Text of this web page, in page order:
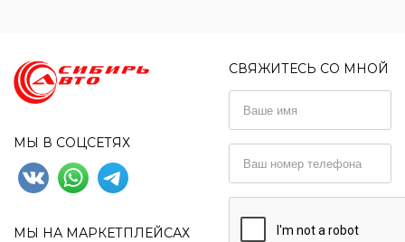
МЫ В СОЦСЕТЯХ
МЫ НА МАРКЕТПЛЕЙСАХ
СВЯЖИТЕСЬ СО МНОЙ